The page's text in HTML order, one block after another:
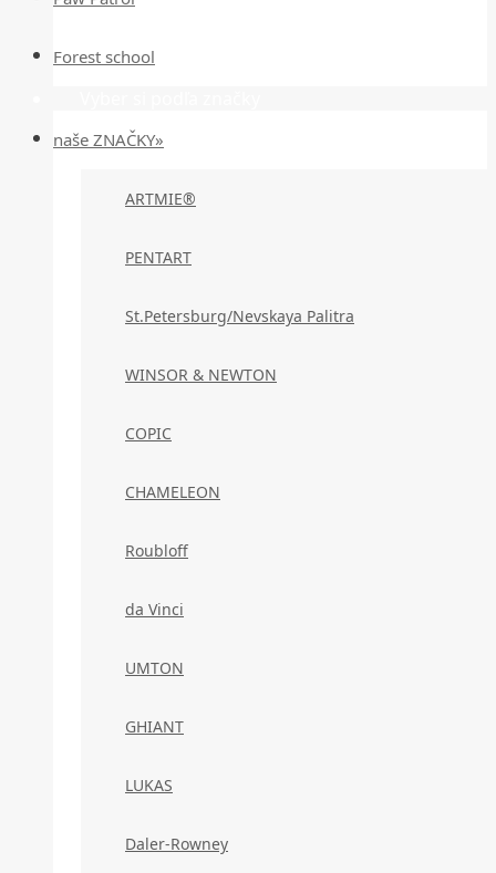
Forest school
naše ZNAČKY»
ARTMIE®
PENTART
St.Petersburg/Nevskaya Palitra
WINSOR & NEWTON
COPIC
CHAMELEON
Roubloff
da Vinci
UMTON
GHIANT
LUKAS
Daler-Rowney